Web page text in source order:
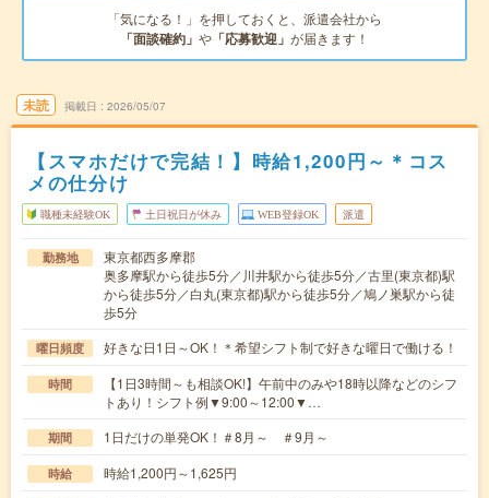
「気になる！」を押しておくと、派遣会社から
「面談確約」 や 「応募歓迎」 が届きます！
未読 掲載日 2026/05/07
【スマホだけで完結！】時給1,200円～＊コス
メの仕分け
職種未経験OK 土日祝日が休み WEB登録OK 派遣
勤務地
東京都西多摩郡
奥多摩駅から徒歩5分／川井駅から徒歩5分／古里(東京都)駅
から徒歩5分／白丸(東京都)駅から徒歩5分／鳩ノ巣駅から徒
歩5分
曜日頻度 好きな日1日～OK！＊希望シフト制で好きな曜日で働ける！
時間
【1日3時間～も相談OK!】午前中のみや18時以降などのシフ
トあり！シフト例▼9:00～12:00▼…
期間 1日だけの単発OK！＃8月～ ＃9月～
時給 時給1,200円～1,625円